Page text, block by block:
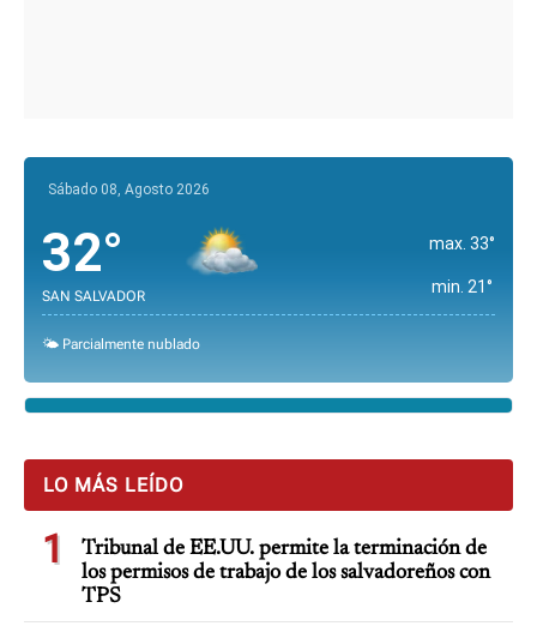
Sábado 08, Agosto 2026
32°
SAN SALVADOR
max. 33°
min. 21°
🌤️ Parcialmente nublado
LO MÁS LEÍDO
1
Tribunal de EE.UU. permite la terminación de
los permisos de trabajo de los salvadoreños con
TPS